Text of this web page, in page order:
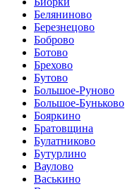
Беляниново
Березнецово
Боброво
Ботово
Брехово
Бутово
Большое-Руново
Большое-Буньково
Бояркино
Братовщина
Булатниково
Бутурлино
Ваулово
Васькино